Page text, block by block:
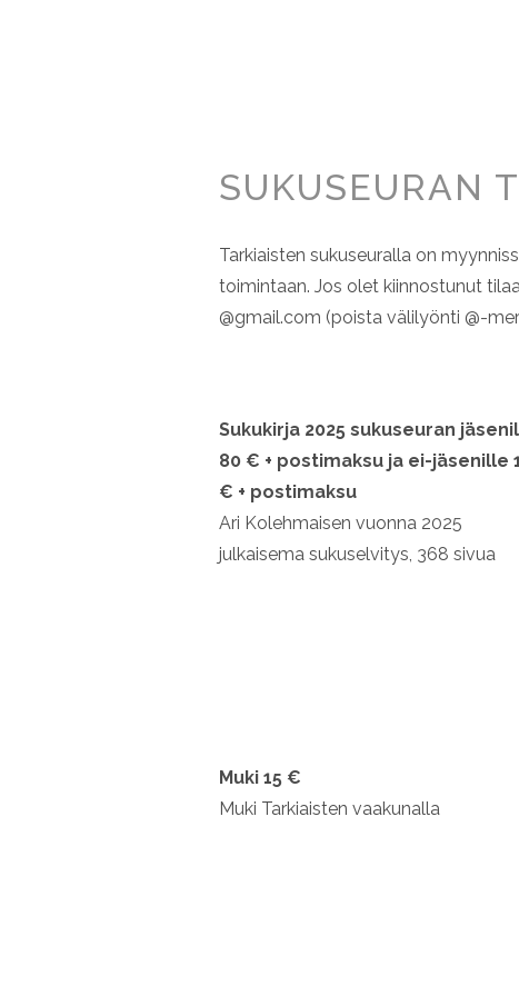
SUKUSEURAN
Tarkiaisten sukuseuralla on
toimintaan. Jos olet kiinnostunut
@gmail.com (poista välilyönti @-
Sukukirja 2025 sukuseuran
80 € + postimaksu ja ei-jäsenille
€ + postimaksu
Ari Kolehmaisen vuonna 2025
julkaisema sukuselvitys, 368 sivua
Muki 15 €
Muki Tarkiaisten vaakunalla